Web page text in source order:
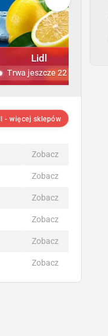
Lidl
Trwa jeszcze 22 dni
- więcej sklepów
Zobacz
Zobacz
Zobacz
Zobacz
Zobacz
Zobacz